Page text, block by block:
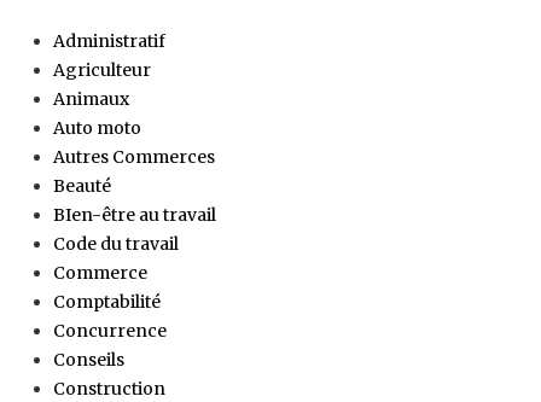
Administratif
Agriculteur
Animaux
Auto moto
Autres Commerces
Beauté
BIen-être au travail
Code du travail
Commerce
Comptabilité
Concurrence
Conseils
Construction